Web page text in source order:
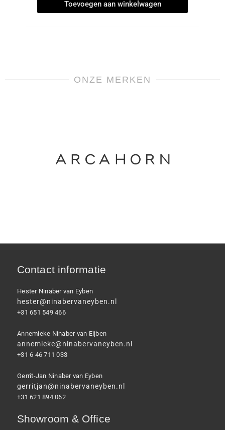
Toevoegen aan winkelwagen
ONZE MERKEN
Contact informatie
Hester Ninaber van Eyben
hester@ninabervaneyben.nl
+31 651 549 466
Annemieke Ninaber van Eijben
annemieke@ninabervaneyben.nl
+31 6 46 711 033
Gerrit-Jan Ninaber van Eyben
gerritjan@ninabervaneyben.nl
+31 621 894 062
Showroom & Office